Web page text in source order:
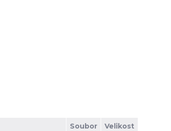
Soubor
Velikost